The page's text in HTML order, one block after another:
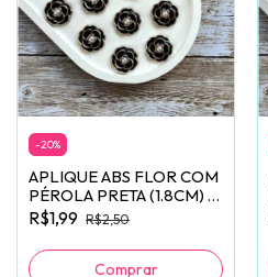
-20%
APLIQUE ABS FLOR COM
PÉROLA PRETA (1.8CM) -
2 UNIDADES
R$1,99 R$2,50